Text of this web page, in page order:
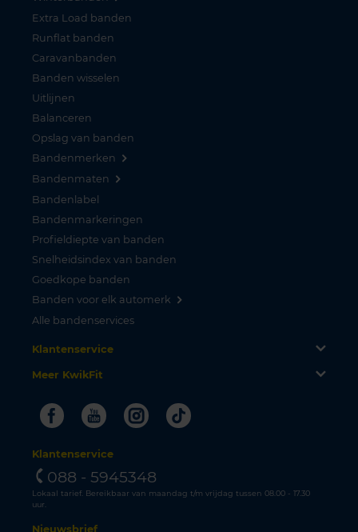
Extra Load banden
Runflat banden
Caravanbanden
Banden wisselen
Uitlijnen
Balanceren
Opslag van banden
Bandenmerken
Bandenmaten
Bandenlabel
Bandenmarkeringen
Profieldiepte van banden
Snelheidsindex van banden
Goedkope banden
Banden voor elk automerk
Alle bandenservices
Klantenservice
Meer KwikFit
FacebookYoutubeInstagram
Tiktok
Klantenservice
088 - 5945348
Lokaal tarief. Bereikbaar van maandag t/m vrijdag tussen 08.00 - 17.30
uur.
Nieuwsbrief